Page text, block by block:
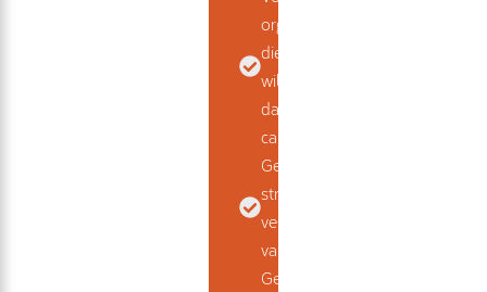
organisaties
die verder
willen kijken
dan
campagnes
Gericht op
structurele
verbetering
van instroom
Geen quick